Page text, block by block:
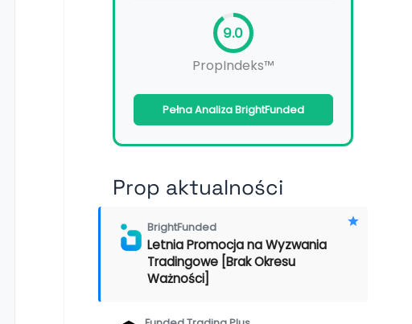
9.0
PropIndeks™
Pełna Analiza BrightFunded
Prop aktualności
BrightFunded
Letnia Promocja na Wyzwania
Tradingowe [Brak Okresu
Ważności]